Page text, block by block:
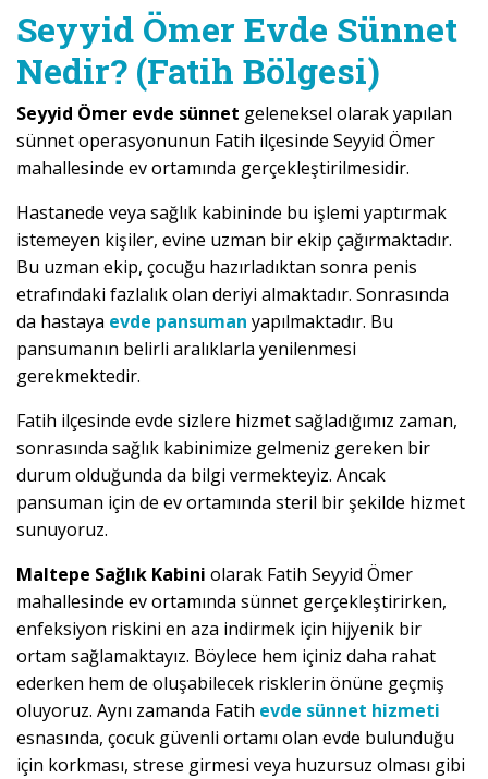
Seyyid Ömer Evde Sünnet
Nedir? (Fatih Bölgesi)
Seyyid Ömer evde sünnet geleneksel olarak yapılan
sünnet operasyonunun Fatih ilçesinde Seyyid Ömer
mahallesinde ev ortamında gerçekleştirilmesidir.
Hastanede veya sağlık kabininde bu işlemi yaptırmak
istemeyen kişiler, evine uzman bir ekip çağırmaktadır.
Bu uzman ekip, çocuğu hazırladıktan sonra penis
etrafındaki fazlalık olan deriyi almaktadır. Sonrasında
da hastaya evde pansuman yapılmaktadır. Bu
pansumanın belirli aralıklarla yenilenmesi
gerekmektedir.
Fatih ilçesinde evde sizlere hizmet sağladığımız zaman,
sonrasında sağlık kabinimize gelmeniz gereken bir
durum olduğunda da bilgi vermekteyiz. Ancak
pansuman için de ev ortamında steril bir şekilde hizmet
sunuyoruz.
Maltepe Sağlık Kabini olarak Fatih Seyyid Ömer
mahallesinde ev ortamında sünnet gerçekleştirirken,
enfeksiyon riskini en aza indirmek için hijyenik bir
ortam sağlamaktayız. Böylece hem içiniz daha rahat
ederken hem de oluşabilecek risklerin önüne geçmiş
oluyoruz. Aynı zamanda Fatih evde sünnet hizmeti
esnasında, çocuk güvenli ortamı olan evde bulunduğu
için korkması, strese girmesi veya huzursuz olması gibi